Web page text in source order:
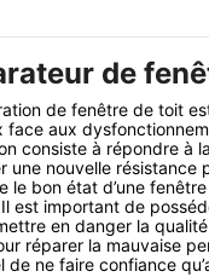
de
de fenêtre de toit
face aux
consiste à répondre à
une nouvelle
le bon état d’une
Il est important de
en danger la
réparer la mauvaise
de ne faire confiance